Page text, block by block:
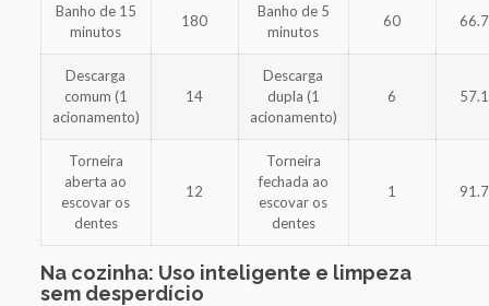
Banho de 15
minutos
180
Banho de 5
minutos
60
Descarga
comum (1
acionamento)
14
Descarga
dupla (1
acionamento)
6
Torneira
aberta ao
escovar os
dentes
12
Torneira
fechada ao
escovar os
dentes
1
Na cozinha: Uso inteligente e limpeza
sem desperdício